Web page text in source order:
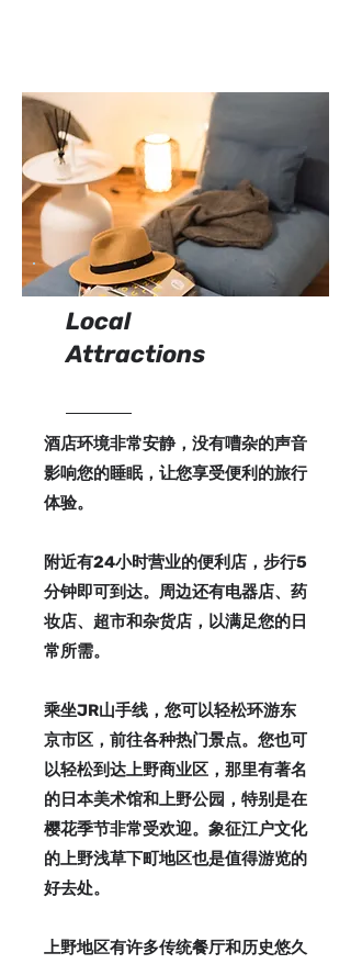
Local
Attractions
酒店环境非常安静，没有嘈杂的声音
影响您的睡眠，让您享受便利的旅行
体验。
附近有24小时营业的便利店，步行5
分钟即可到达。周边还有电器店、药
妆店、超市和杂货店，以满足您的日
常所需。
乘坐JR山手线，您可以轻松环游东
京市区，前往各种热门景点。您也可
以轻松到达上野商业区，那里有著名
的日本美术馆和上野公园，特别是在
樱花季节非常受欢迎。象征江户文化
的上野浅草下町地区也是值得游览的
好去处。
上野地区有许多传统餐厅和历史悠久